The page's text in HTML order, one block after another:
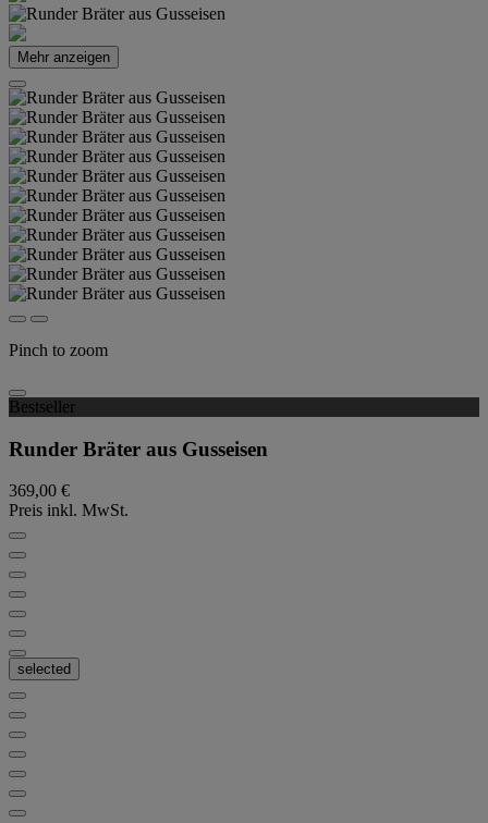
Mehr anzeigen
Pinch to zoom
Bestseller
Runder Bräter aus Gusseisen
369,00 €
Preis inkl. MwSt.
selected